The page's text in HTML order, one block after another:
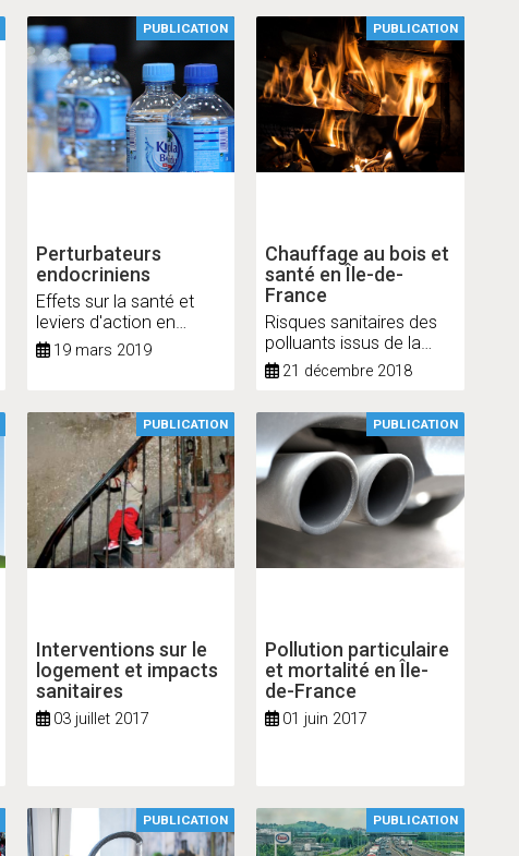
période 2016-2019
Perturbateurs
endocriniens
PUBLICATION
Effets sur la santé et
leviers d'action en
région
19 mars 2019
Chauffage au bois et
santé en Île-de-
France
PUBLICATION
Risques sanitaires des
polluants issus de la
combustion de
biomasse
21 décembre 2018
Interventions sur le
logement et impacts
sanitaires
PUBLICATION
03 juillet 2017
Pollution particulaire
et mortalité en Île-
de-France
PUBLICATION
01 juin 2017
PUBLICATION PUBLICATION